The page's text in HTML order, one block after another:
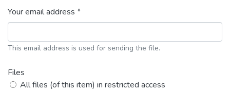
Your email address *
This email address is used for sending the file.
Files
All files (of this item) in restricted access